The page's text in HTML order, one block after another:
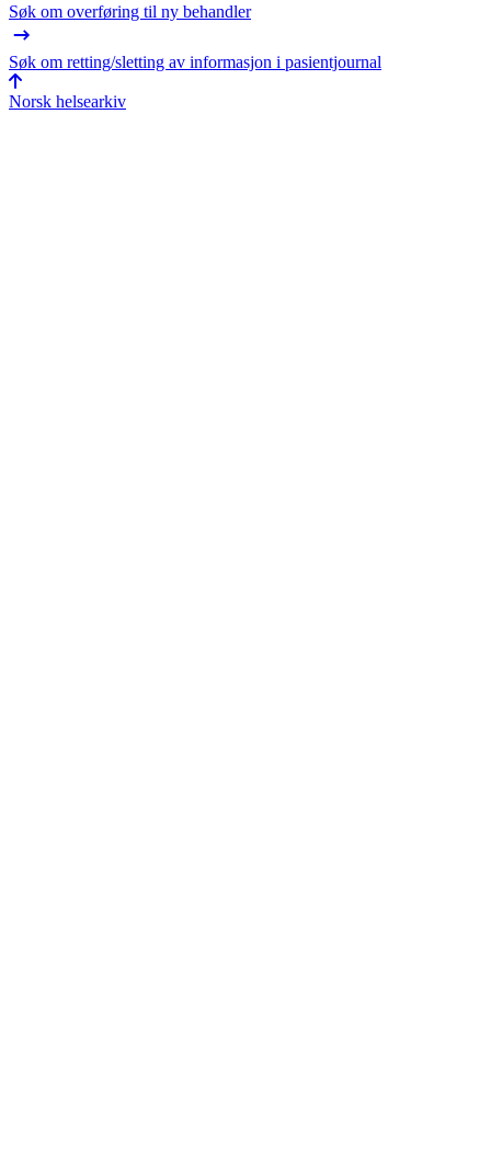
Søk om overføring til ny behandler
Søk om retting/sletting av informasjon i pasientjournal
Norsk helsearkiv